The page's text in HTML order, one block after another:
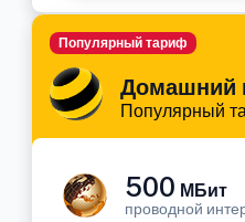
Домашний
Популярный
Популярный тариф
500 МБит
проводной